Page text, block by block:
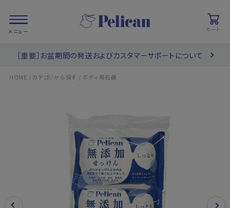
カート
PRODUCTS / 商品を探す
COLLECTIONS/ ブランド一覧
［重要］お盆期間の発送およびカスタマーサポートについて
HOME / カテゴリから探す / ボディ用石鹸